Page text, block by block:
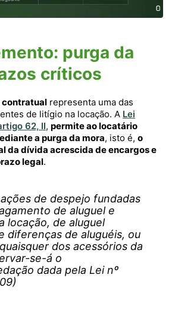
purga da
críticos
contratual representa uma das
de litígio na locação. A Lei
62, II, permite ao locatário
a purga da mora, isto é, o
da dívida acrescida de encargos e
legal.
de despejo fundadas
de aluguel e
locação, de aluguel
diferenças de aluguéis, ou
dos acessórios da
se-á o
dada pela Lei nº